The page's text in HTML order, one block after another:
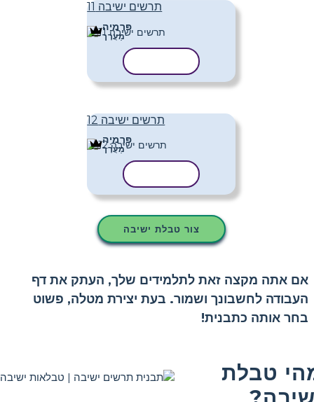
תרשים ישיבה 11
פּרֶמיָה
מַעֲרָך
תרשים ישיבה 12
פּרֶמיָה
מַעֲרָך
צור טבלת ישיבה
אם אתה מקצה זאת לתלמידים שלך, העתק את דף
העבודה לחשבונך ושמור. בעת יצירת מטלה, פשוט
בחר אותה כתבנית!
טבלת